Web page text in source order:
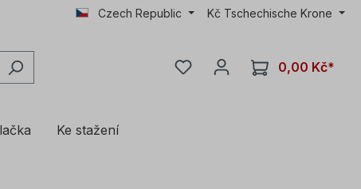
Czech Republic Kč Tschechische Krone
0,00 Kč*
Ke stažení